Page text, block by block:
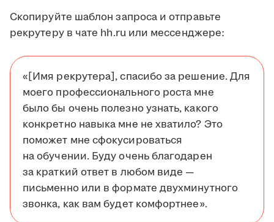
Скопируйте шаблон запроса и отправьте
рекрутеру в чате hh.ru или мессенджере:
«[Имя рекрутера], спасибо за решение. Для
моего профессионального роста мне
было бы очень полезно узнать, какого
конкретно навыка мне не хватило? Это
поможет мне сфокусироваться
на обучении. Буду очень благодарен
за краткий ответ в любом виде —
письменно или в формате двухминутного
звонка, как вам будет комфортнее».